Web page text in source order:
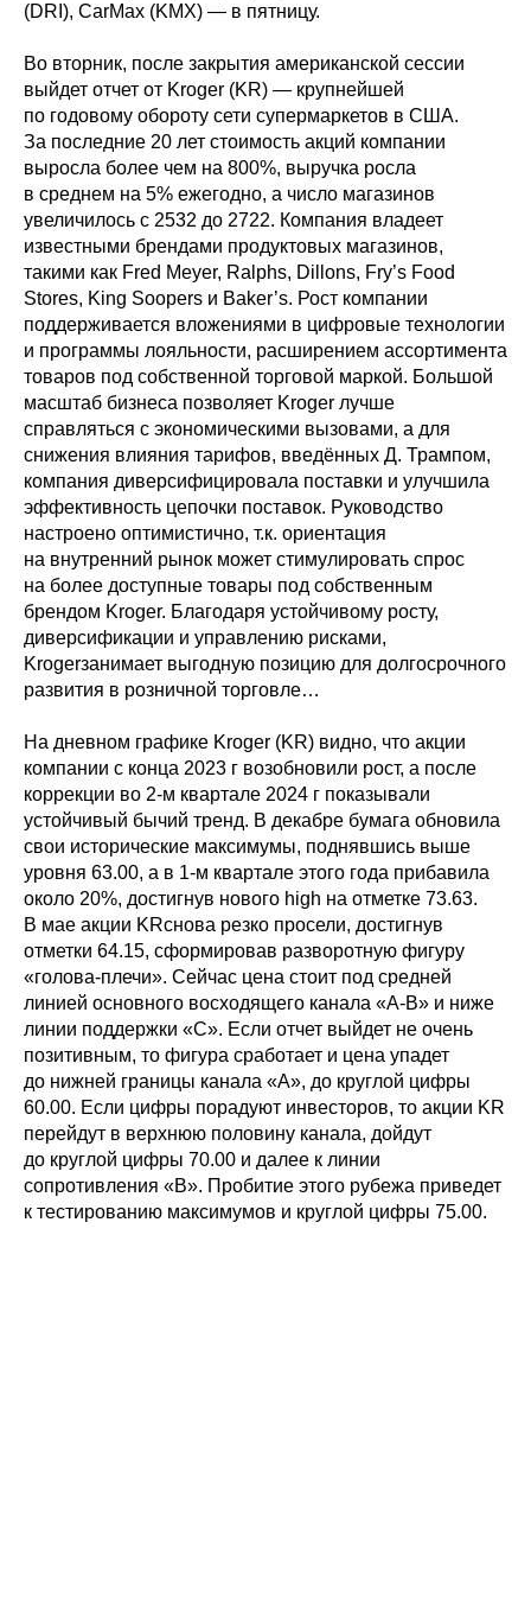
(DRI), CarMax (KMX) — в пятницу.
Во вторник, после закрытия американской сессии
выйдет отчет от Kroger (KR) — крупнейшей
по годовому обороту сети супермаркетов в США.
За последние 20 лет стоимость акций компании
выросла более чем на 800%, выручка росла
в среднем на 5% ежегодно, а число магазинов
увеличилось с 2532 до 2722. Компания владеет
известными брендами продуктовых магазинов,
такими как Fred Meyer, Ralphs, Dillons, Fry’s Food
Stores, King Soopers и Baker’s. Рост компании
поддерживается вложениями в цифровые технологии
и программы лояльности, расширением ассортимента
товаров под собственной торговой маркой. Большой
масштаб бизнеса позволяет Kroger лучше
справляться с экономическими вызовами, а для
снижения влияния тарифов, введённых Д. Трампом,
компания диверсифицировала поставки и улучшила
эффективность цепочки поставок. Руководство
настроено оптимистично, т.к. ориентация
на внутренний рынок может стимулировать спрос
на более доступные товары под собственным
брендом Kroger. Благодаря устойчивому росту,
диверсификации и управлению рисками,
Krogerзанимает выгодную позицию для долгосрочного
развития в розничной торговле…
На дневном графике Kroger (KR) видно, что акции
компании с конца 2023 г возобновили рост, а после
коррекции во 2-м квартале 2024 г показывали
устойчивый бычий тренд. В декабре бумага обновила
свои исторические максимумы, поднявшись выше
уровня 63.00, а в 1-м квартале этого года прибавила
около 20%, достигнув нового high на отметке 73.63.
В мае акции KRснова резко просели, достигнув
отметки 64.15, сформировав разворотную фигуру
«голова-плечи». Сейчас цена стоит под средней
линией основного восходящего канала «А-В» и ниже
линии поддержки «С». Если отчет выйдет не очень
позитивным, то фигура сработает и цена упадет
до нижней границы канала «А», до круглой цифры
60.00. Если цифры порадуют инвесторов, то акции KR
перейдут в верхнюю половину канала, дойдут
до круглой цифры 70.00 и далее к линии
сопротивления «В». Пробитие этого рубежа приведет
к тестированию максимумов и круглой цифры 75.00.